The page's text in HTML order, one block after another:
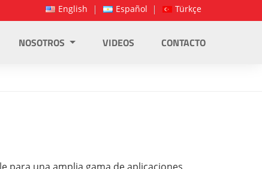
English Español Türkçe
NOSOTROS VIDEOS CONTACTO